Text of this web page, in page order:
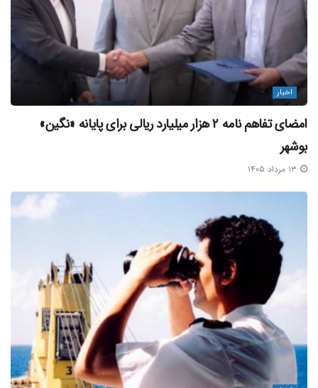
اخبار
امضای تفاهم‌ نامه ۲ هزار میلیارد ریالی برای پایانه «نگین»
بوشهر